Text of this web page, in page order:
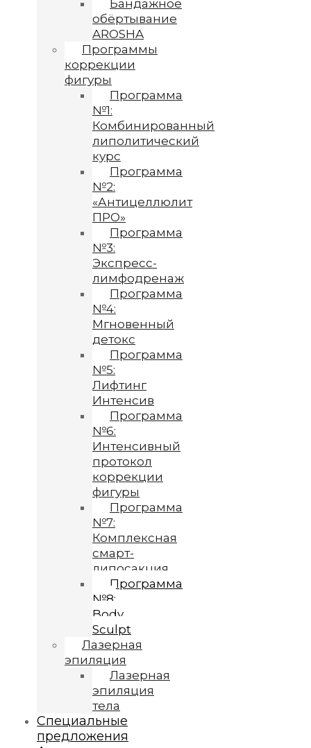
Бандажное
обёртывание
AROSHA
Программы
коррекции
фигуры
Программа
№1:
Комбинированный
липолитический
курс
Программа
№2:
«Антицеллюлит
ПРО»
Программа
№3:
Экспресс-
лимфодренаж
Программа
№4:
Мгновенный
детокс
Программа
№5:
Лифтинг
Интенсив
Программа
№6:
Интенсивный
протокол
коррекции
фигуры
Программа
№7:
Комплексная
смарт-
липосакция
Программа
№8:
Body
Sculpt
Лазерная
эпиляция
Лазерная
эпиляция
тела
Специальные
предложения